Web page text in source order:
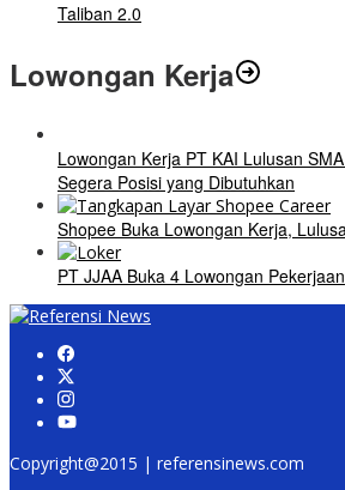
Taliban 2.0
Lowongan Kerja
Lowongan Kerja PT KAI Lulusan
Segera Posisi yang Dibutuhkan
Shopee Buka Lowongan Kerja,
PT JJAA Buka 4 Lowongan Pekerjaan
Copyright@2015 | referensinews.com